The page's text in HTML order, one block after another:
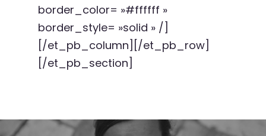
border_color= »#ffffff »
border_style= »solid » /]
[/et_pb_column][/et_pb_row]
[/et_pb_section]